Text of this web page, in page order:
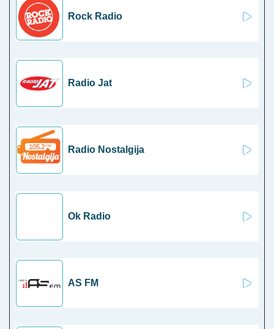
Rock Radio
Radio Jat
Radio Nostalgija
Ok Radio
AS FM